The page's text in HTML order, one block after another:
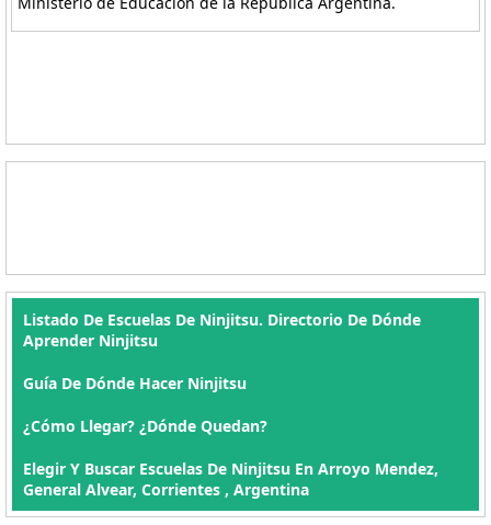
Listado De Escuelas De Ninjitsu. Directorio De Dónde
Aprender Ninjitsu
Guía De Dónde Hacer Ninjitsu
¿Cómo Llegar? ¿Dónde Quedan?
Elegir Y Buscar Escuelas De Ninjitsu En Arroyo Mendez,
General Alvear, Corrientes , Argentina